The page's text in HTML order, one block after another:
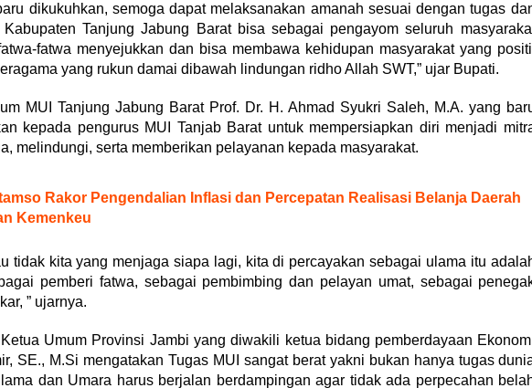
dikukuhkan, semoga dapat melaksanakan amanah sesuai dengan tugas
Tanjung Jabung Barat bisa sebagai pengayom seluruh
fatwa menyejukkan dan bisa membawa kehidupan masyarakat yang
yang rukun damai dibawah lindungan ridho Allah SWT,” ujar Bupati.
MUI Tanjung Jabung Barat Prof. Dr. H. Ahmad Syukri Saleh, M.A. yang
kepada pengurus MUI Tanjab Barat untuk mempersiapkan diri menjadi
melindungi, serta memberikan pelayanan kepada masyarakat.
Rakor Pengendalian Inflasi dan Percepatan Realisasi Belanja Daerah
Kemenkeu
tidak kita yang menjaga siapa lagi, kita di percayakan sebagai ulama itu
pemberi fatwa, sebagai pembimbing dan pelayan umat, sebagai
” ujarnya.
Umum Provinsi Jambi yang diwakili ketua bidang pemberdayaan
SE., M.Si mengatakan Tugas MUI sangat berat yakni bukan hanya tugas
dan Umara harus berjalan berdampingan agar tidak ada perpecahan